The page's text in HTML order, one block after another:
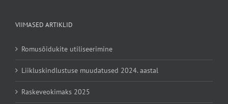
VIIMASED ARTIKLID
Romusõidukite utiliseerimine
Liikluskindlustuse muudatused 2024. aastal
Raskeveokimaks 2025